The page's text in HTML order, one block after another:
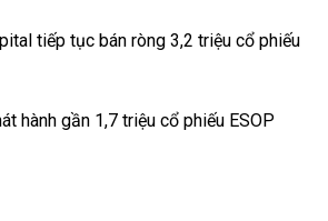
tiếp tục bán ròng 3,2 triệu cổ phiếu
hành gần 1,7 triệu cổ phiếu ESOP